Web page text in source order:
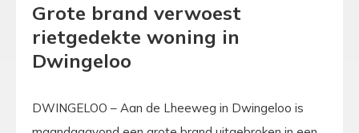
Grote brand verwoest
rietgedekte woning in
Dwingeloo
DWINGELOO – Aan de Lheeweg in Dwingeloo is